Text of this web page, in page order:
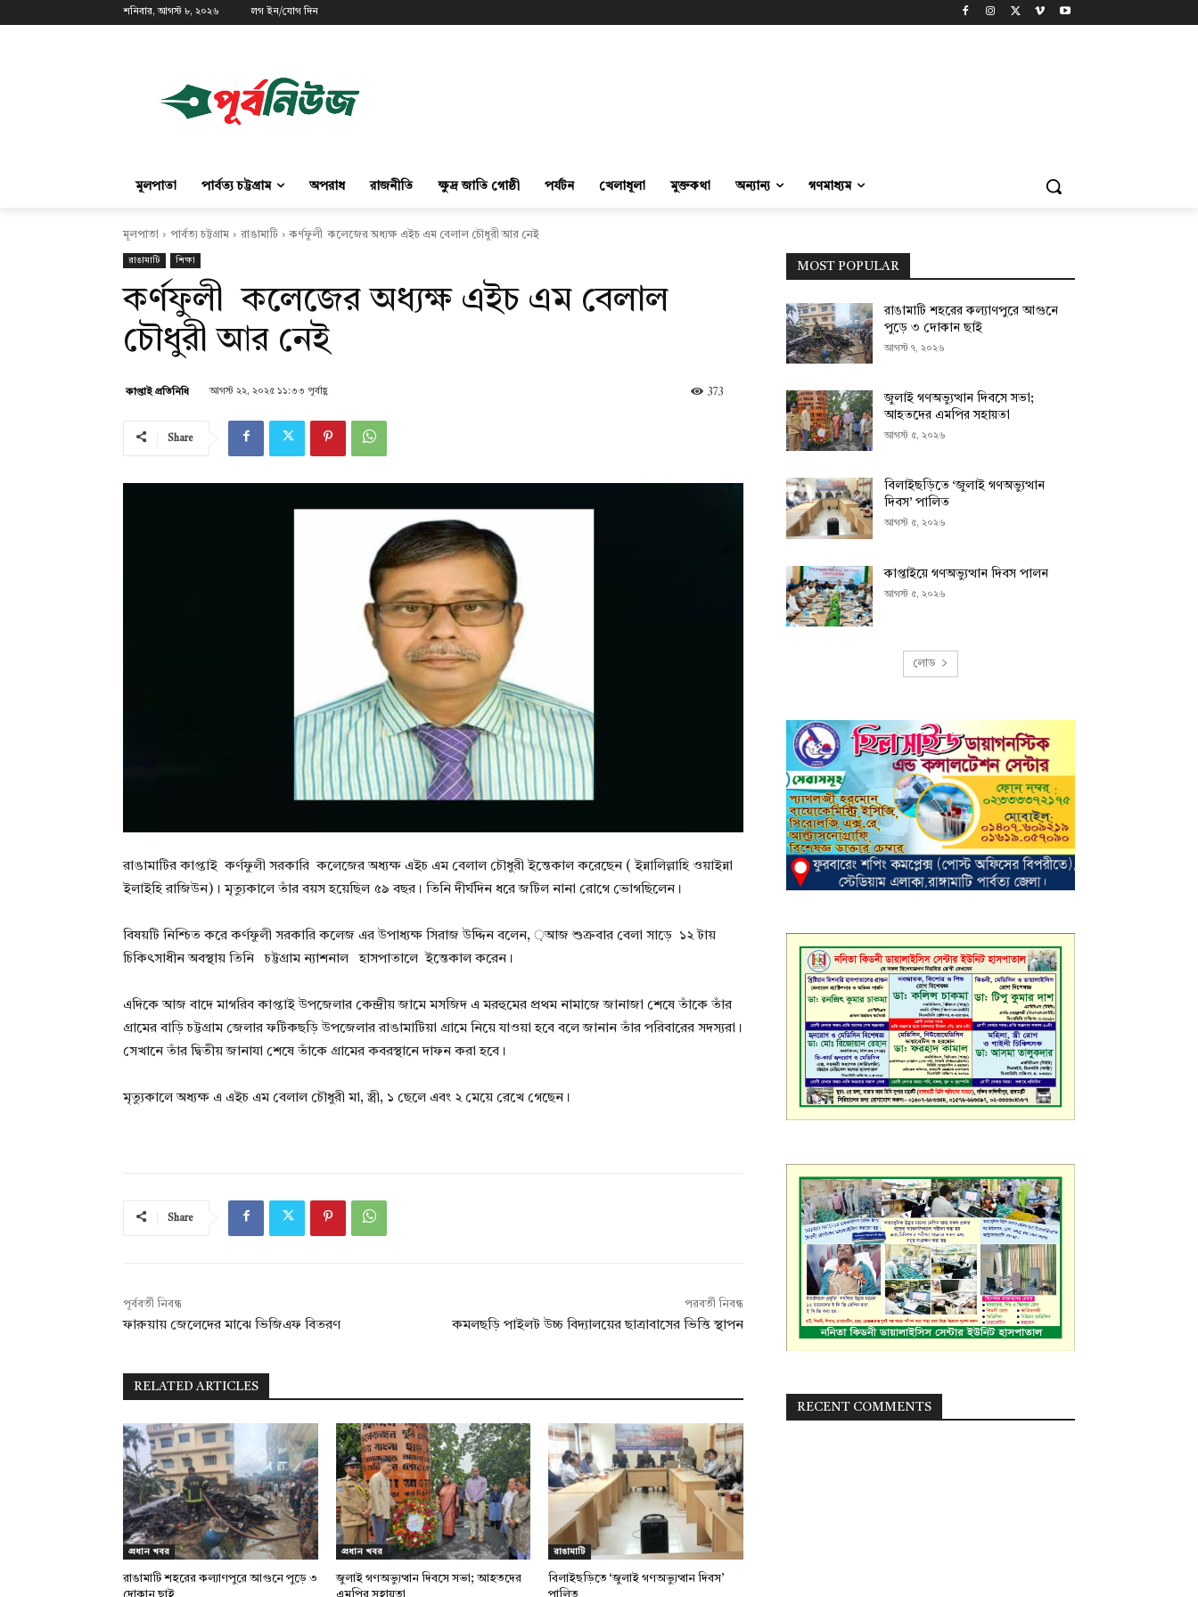
শনিবার, আগস্ট ৮, ২০২৬ লগ ইন/যোগ দিন
মূলপাতা পার্বত্য চট্টগ্রাম অপরাধ রাজনীতি ক্ষুদ্র জাতি গোষ্ঠী পর্যটন খেলাধূলা মুক্তকথা অন্যান্য গণমাধ্যম
মূলপাতা পার্বত্য চট্টগ্রাম রাঙামাটি কর্ণফুলী কলেজের অধ্যক্ষ এইচ এম বেলাল চৌধুরী আর নেই
রাঙামাটি শিক্ষা
কর্ণফুলী কলেজের অধ্যক্ষ এইচ এম বেলাল
চৌধুরী আর নেই
কাপ্তাই প্রতিনিধি আগস্ট ২২, ২০২৫ ১১:৩৩ পূর্বাহ্ণ 373
Share
রাঙামাটির কাপ্তাই কর্ণফুলী সরকারি কলেজের অধ্যক্ষ এইচ এম বেলাল চৌধুরী ইন্তেকাল করেছেন ( ইন্নালিল্লাহি ওয়াইন্না
ইলাইহি রাজিউন)। মৃত্যুকালে তাঁর বয়স হয়েছিল ৫৯ বছর। তিনি দীর্ঘদিন ধরে জটিল নানা রোগে ভোগছিলেন।
বিষয়টি নিশ্চিত করে কর্ণফুলী সরকারি কলেজ এর উপাধ্যক্ষ সিরাজ উদ্দিন বলেন, ়আজ শুক্রবার বেলা সাড়ে ১২ টায়
চিকিৎসাধীন অবস্থায় তিনি চট্টগ্রাম ন্যাশনাল হাসপাতালে ইন্তেকাল করেন।
এদিকে আজ বাদে মাগরিব কাপ্তাই উপজেলার কেন্দ্রীয় জামে মসজিদ এ মরহুমের প্রথম নামাজে জানাজা শেষে তাঁকে তাঁর
গ্রামের বাড়ি চট্টগ্রাম জেলার ফটিকছড়ি উপজেলার রাঙামাটিয়া গ্রামে নিয়ে যাওয়া হবে বলে জানান তাঁর পরিবারের সদস্যরা।
সেখানে তাঁর দ্বিতীয় জানাযা শেষে তাঁকে গ্রামের কবরস্থানে দাফন করা হবে।
মৃত্যুকালে অধ্যক্ষ এ এইচ এম বেলাল চৌধুরী মা, স্ত্রী, ১ ছেলে এবং ২ মেয়ে রেখে গেছেন।
Share
পূর্ববর্তী নিবন্ধ
ফারুয়ায় জেলেদের মাঝে ভিজিএফ বিতরণ
পরবর্তী নিবন্ধ
কমলছড়ি পাইলট উচ্চ বিদ্যালয়ের ছাত্রাবাসের ভিত্তি স্থাপন
RELATED ARTICLES
প্রধান খবর
রাঙামাটি শহরের কল্যাণপুরে আগুনে পুড়ে ৩
প্রধান খবর
জুলাই গণঅভ্যুত্থান দিবসে সভা; আহতদের
রাঙামাটি
বিলাইছড়িতে ‘জুলাই গণঅভ্যুত্থান দিবস’
MOST POPULAR
রাঙামাটি শহরের কল্যাণপুরে আগুনে
পুড়ে ৩ দোকান ছাই
আগস্ট ৭, ২০২৬
জুলাই গণঅভ্যুত্থান দিবসে সভা;
আহতদের এমপির সহায়তা
আগস্ট ৫, ২০২৬
বিলাইছড়িতে ‘জুলাই গণঅভ্যুত্থান
দিবস’ পালিত
আগস্ট ৫, ২০২৬
কাপ্তাইয়ে গণঅভ্যুত্থান দিবস পালন
আগস্ট ৫, ২০২৬
লোড
RECENT COMMENTS